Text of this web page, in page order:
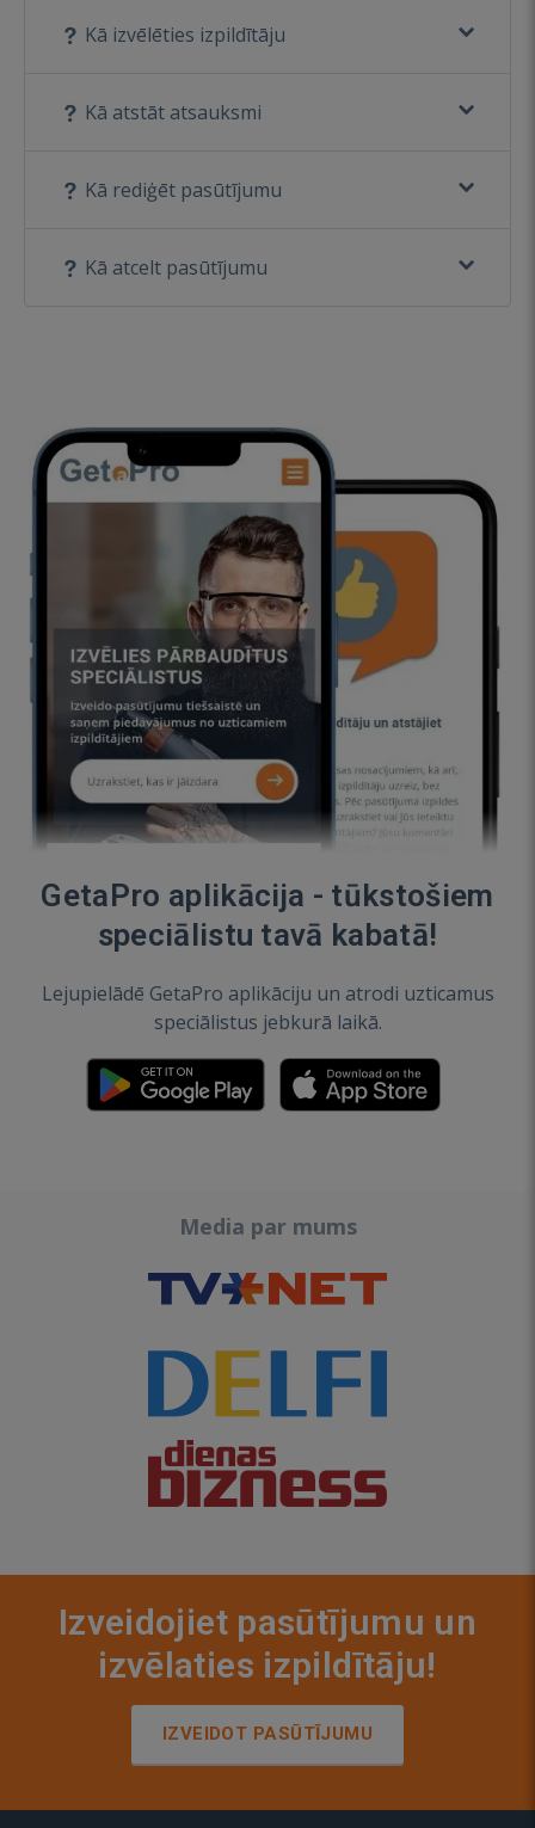
Kā izvēlēties izpildītāju
Kā atstāt atsauksmi
Kā rediģēt pasūtījumu
Kā atcelt pasūtījumu
GetaPro aplikācija - tūkstošiem
speciālistu tavā kabatā!
Lejupielādē GetaPro aplikāciju un atrodi uzticamus
speciālistus jebkurā laikā.
Media par mums
Izveidojiet pasūtījumu un
izvēlaties izpildītāju!
IZVEIDOT PASŪTĪJUMU